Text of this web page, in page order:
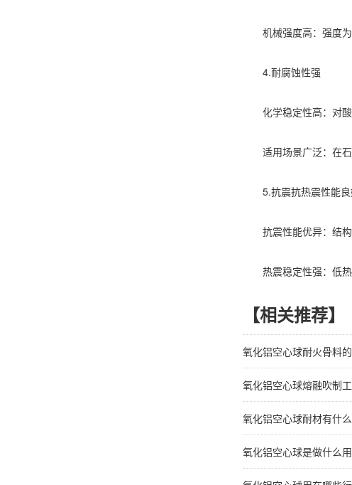
机械强度高：强度为
4.耐腐蚀性强
化学稳定性高：对酸
适用场景广泛：在石
5.抗震抗热震性能良
抗震性能优异：结构
热震稳定性强：低热
【相关推荐】
氧化铝空心球耐火骨料
氧化铝空心球熔融吹制
氧化铝空心球耐材有什
氧化铝空心球是做什么